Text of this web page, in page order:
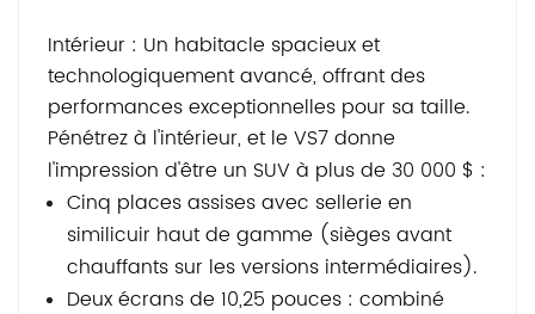
Intérieur : Un habitacle spacieux et
technologiquement avancé, offrant des
performances exceptionnelles pour sa taille.
Pénétrez à l'intérieur, et le VS7 donne
l'impression d'être un SUV à plus de 30 000 $ :
Cinq places assises avec sellerie en
similicuir haut de gamme (sièges avant
chauffants sur les versions intermédiaires).
Deux écrans de 10,25 pouces : combiné